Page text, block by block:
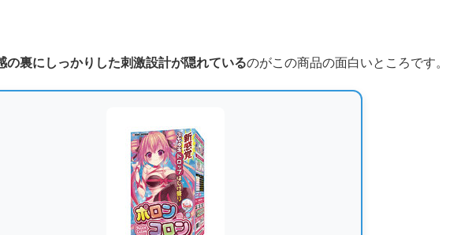
の裏にしっかりした刺激設計が隠れているのがこの商品の面白いところです。